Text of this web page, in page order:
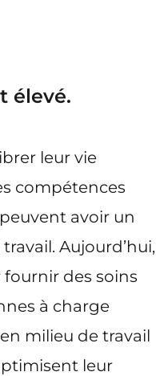
élevé.
leur vie
compétences
avoir un
Aujourd’hui,
des soins
à charge
milieu de travail
leur